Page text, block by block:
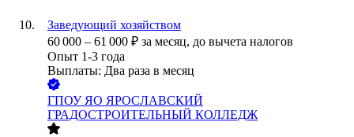
Заведующий хозяйством
60 000 – 61 000 ₽ за месяц, до вычета налогов
Опыт 1-3 года
Выплаты: Два раза в месяц
ГПОУ ЯО ЯРОСЛАВСКИЙ
ГРАДОСТРОИТЕЛЬНЫЙ КОЛЛЕДЖ